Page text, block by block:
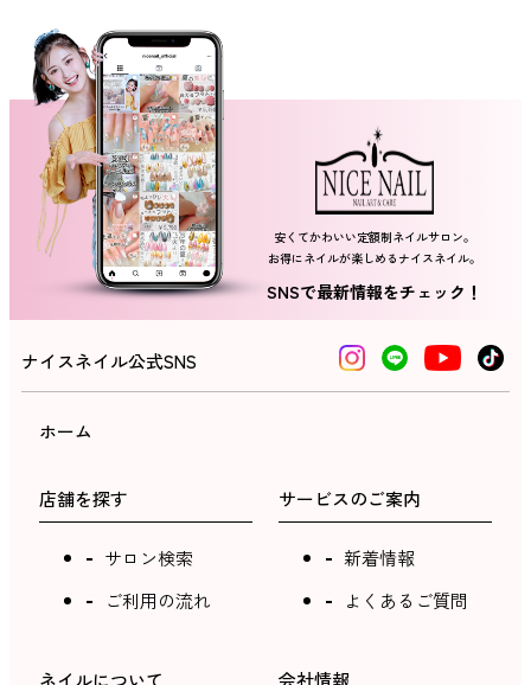
安くてかわいい定額制ネイルサロン。
お得にネイルが楽しめるナイスネイル。
SNSで最新情報をチェック！
ナイスネイル公式SNS
ホーム
店舗を探す
サロン検索
ご利用の流れ
サービスのご案内
新着情報
よくあるご質問
ネイルについて 会社情報